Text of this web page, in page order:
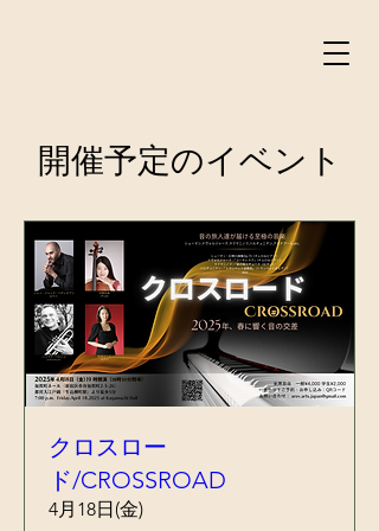
開催予定のイベント
クロスロー
ド/CROSSROAD
4月18日(金)